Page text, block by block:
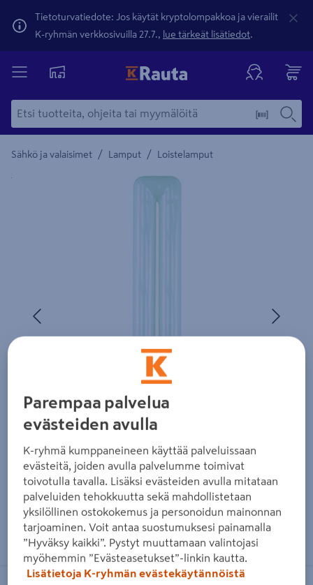
Tietoturvatiedote: Jos käytät kryptolompakkoa ja vierailit
K-ryhmän verkkosivuilla 27.7., lue tärkeät lisätiedot.
Sähkö ja valaisimet / Lamput / Loistelamput
Yksityiskohtainen kuvaus löytyy Tuotteen kuvaus -
Zoomaa kuvaa sormilla kosketusnäytöllä
Parempaa palvelua
evästeiden avulla
K-ryhmä kumppaneineen käyttää palveluissaan
evästeitä, joiden avulla palvelumme toimivat
toivotulla tavalla. Lisäksi evästeiden avulla mitataan
palveluiden tehokkuutta sekä mahdollistetaan
yksilöllinen ostokokemus ja personoidun mainonnan
tarjoaminen. Voit antaa suostumuksesi painamalla
”Hyväksy kaikki”. Pystyt muuttamaan valintojasi
myöhemmin ”Evästeasetukset”-linkin kautta.
Lisätietoja K-ryhmän evästekäytännöistä